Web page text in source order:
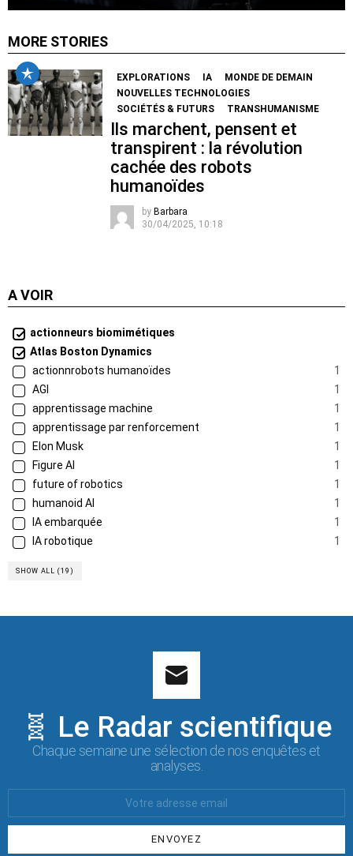
MORE STORIES
EXPLORATIONS IA
MONDE DE DEMAIN
NOUVELLES TECHNOLOGIES
SOCIÉTÉS & FUTURS
TRANSHUMANISME
Ils marchent, pensent et
transpirent : la révolution
cachée des robots
humanoïdes
by Barbara
30/04/2025, 10:18
A VOIR
actionneurs biomimétiques
Atlas Boston Dynamics
actionnrobots humanoïdes
1
AGI
1
apprentissage machine
1
apprentissage par renforcement
1
Elon Musk
1
Figure AI
1
future of robotics
1
humanoid AI
1
IA embarquée
1
IA robotique
1
SHOW ALL (19)
🧬 Le Radar scientifique
Chaque semaine une sélection de nos enquêtes et
analyses.
: